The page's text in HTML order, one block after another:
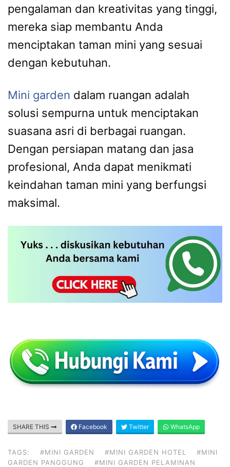
pengalaman dan kreativitas yang tinggi,
mereka siap membantu Anda
menciptakan taman mini yang sesuai
dengan kebutuhan.
Mini garden dalam ruangan adalah
solusi sempurna untuk menciptakan
suasana asri di berbagai ruangan.
Dengan persiapan matang dan jasa
profesional, Anda dapat menikmati
keindahan taman mini yang berfungsi
maksimal.
SHARE THIS Facebook Twitter WhatsApp
TAGS: #MINI GARDEN #MINI GARDEN HOTEL
#MINI
GARDEN PANGGUNG
#MINI GARDEN PELAMINAN